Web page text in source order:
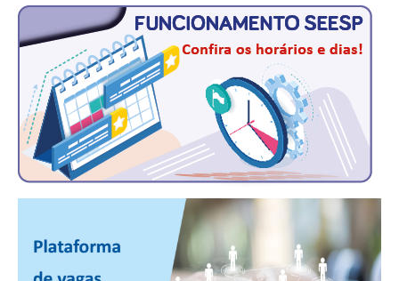
SEESP NOTÍCIAS
NOTÍCIAS NO WHATSAPP
FOTOS
PUBLICAÇÕES
PUBLICIDADE
MANUAL DE REDAÇÃO